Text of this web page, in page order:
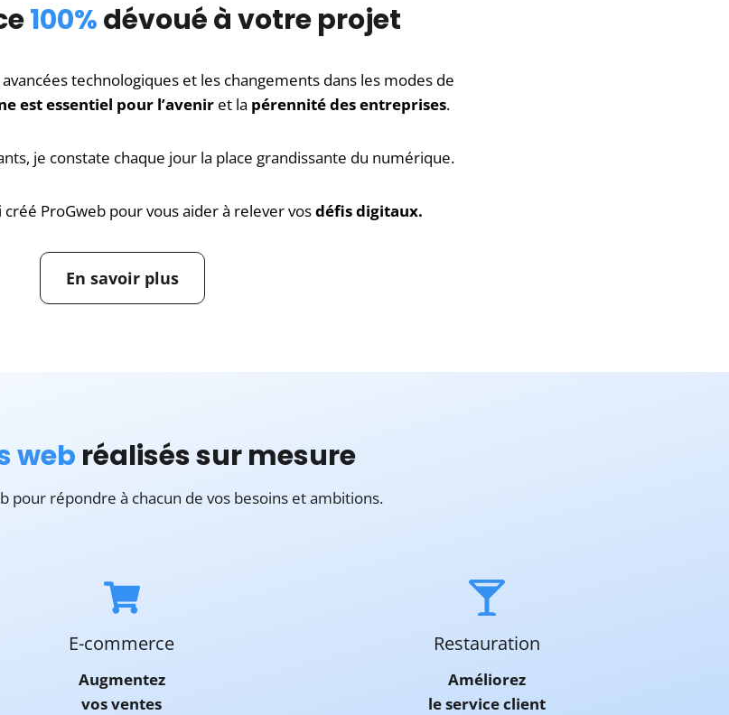
100%dévoué à votre projet
technologiques et les changements dans les modes de
est essentiel pour l’aveniret la pérennité des entreprises.
je constate chaque jour la place grandissante du numérique.
créé ProGweb pour vous aider à relever vosdéfis digitaux.
En savoir plus
web réalisés sur mesure
pour répondre à chacun de vos besoins et ambitions.
E-commerce
Augmentez
vos ventes
Restauration
Améliorez
le service client